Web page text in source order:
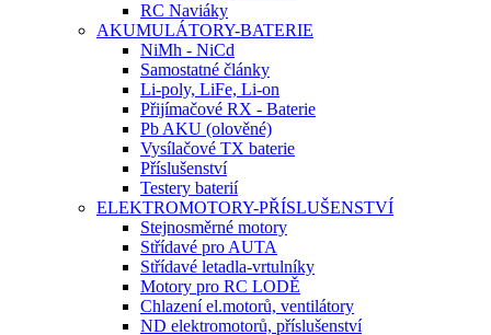
RC Naviáky
AKUMULÁTORY-BATERIE
NiMh - NiCd
Samostatné články
Li-poly, LiFe, Li-on
Přijímačové RX - Baterie
Pb AKU (olověné)
Vysílačové TX baterie
Příslušenství
Testery baterií
ELEKTROMOTORY-PŘÍSLUŠENSTVÍ
Stejnosměrné motory
Střídavé pro AUTA
Střídavé letadla-vrtulníky
Motory pro RC LODĚ
Chlazení el.motorů, ventilátory
ND elektromotorů, příslušenství